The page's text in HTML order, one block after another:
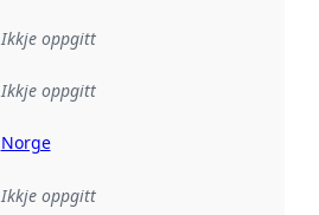
Ikkje oppgitt
Ikkje oppgitt
Norge
Ikkje oppgitt